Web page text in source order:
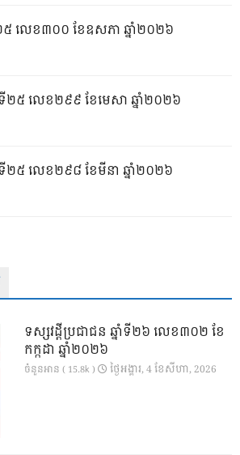
២៥ លេខ៣០០ ខែឧសភា ឆ្នាំ២០២៦
ទី២៥ លេខ២៩៩ ខែមេសា ឆ្នាំ២០២៦
ទី២៥ លេខ២៩៨ ខែមីនា ឆ្នាំ២០២៦
ទស្សវដ្តីប្រជាជន ឆ្នាំទី២៦ លេខ៣០២ ខែ
កក្កដា ឆ្នាំ២០២៦
ចំនួនអាន ( 15.8k ) ថ្ងៃ​អង្គារ, 4 ខែ​សីហា, 2026